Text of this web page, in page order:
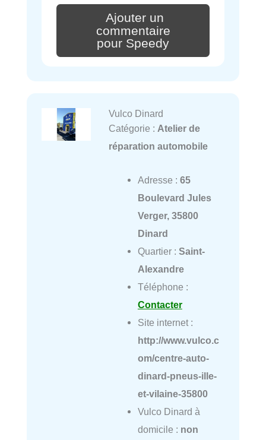
Ajouter un
commentaire
pour Speedy
Vulco Dinard
Catégorie : Atelier de
réparation automobile
Adresse : 65
Boulevard Jules
Verger, 35800
Dinard
Quartier : Saint-
Alexandre
Téléphone :
Contacter
Site internet :
http://www.vulco.c
om/centre-auto-
dinard-pneus-ille-
et-vilaine-35800
Vulco Dinard à
domicile : non